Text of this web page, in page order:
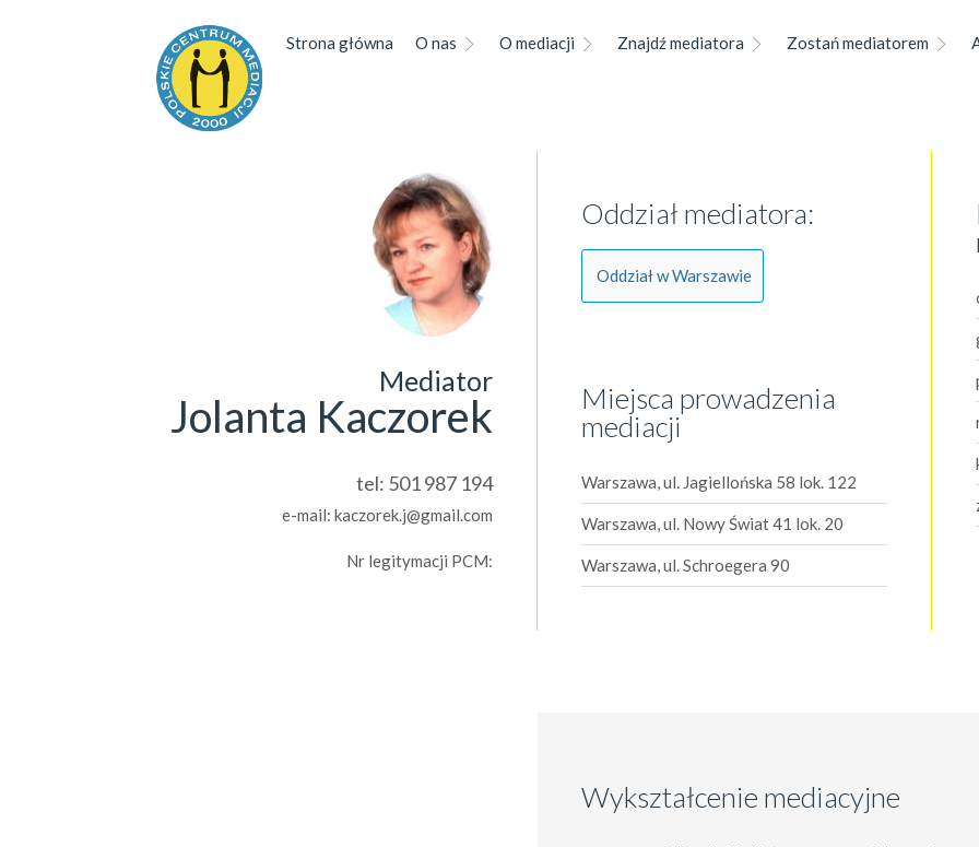
Strona główna O nas O mediacji Znajdź mediatora Zostań mediatorem
Mediator
Jolanta Kaczorek
tel: 501 987 194
e-mail: kaczorek.j@gmail.com
Nr legitymacji PCM:
Oddział mediatora:
Oddział w Warszawie
Miejsca prowadzenia
mediacji
Warszawa, ul. Jagiellońska 58 lok. 122
Warszawa, ul. Nowy Świat 41 lok. 20
Warszawa, ul. Schroegera 90
Wykształcenie mediacyjne